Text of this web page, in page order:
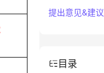
提出意见&建议
目录